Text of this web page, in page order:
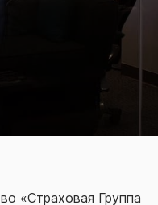
«Страховая Группа